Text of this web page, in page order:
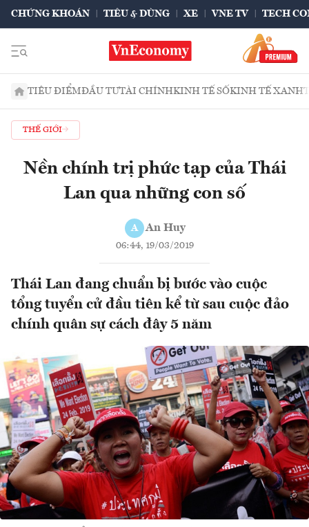
CHỨNG KHOÁN TIÊU & DÙNG XE VNE TV TECH
TIÊU ĐIỂMĐẦU TƯTÀI CHÍNHKINH TẾ SỐKINH TẾ XANH
THẾ GIỚI
Nền chính trị phức tạp của Thái
Lan qua những con số
A An Huy
06:44, 19/03/2019
Thái Lan đang chuẩn bị bước vào cuộc
tổng tuyển cử đầu tiên kể từ sau cuộc đảo
chính quân sự cách đây 5 năm